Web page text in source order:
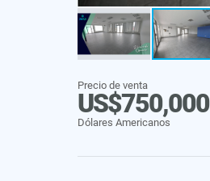
Precio de venta
US$750,000
Dólares Americanos